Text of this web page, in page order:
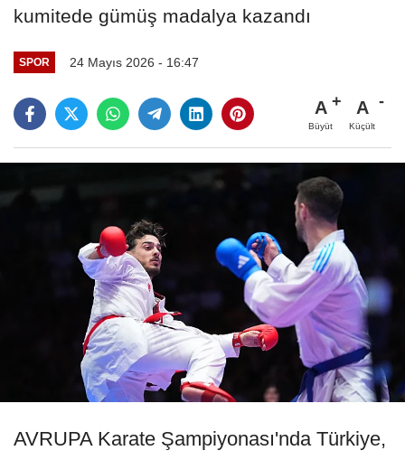
kumitede gümüş madalya kazandı
SPOR 24 Mayıs 2026 - 16:47
A
Büyüt
A
Küçült
AVRUPA Karate Şampiyonası'nda Türkiye,